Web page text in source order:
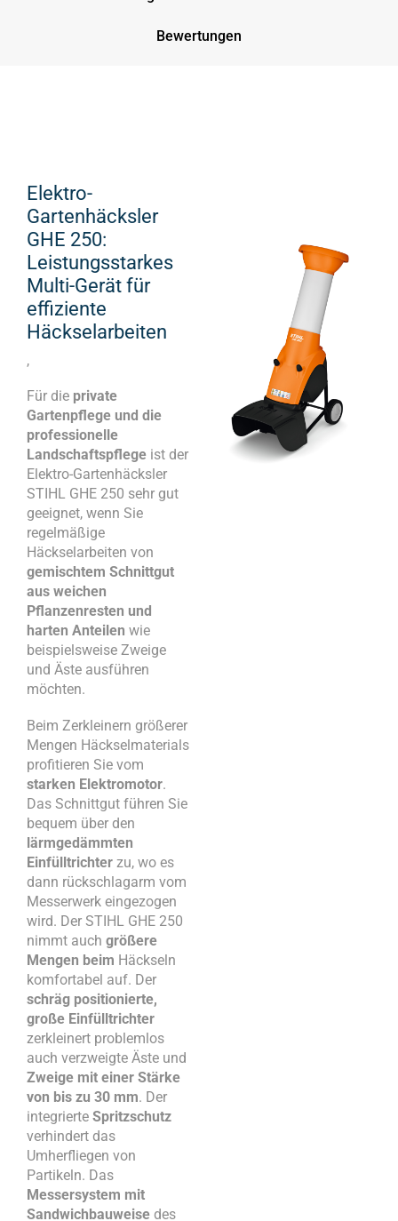
Bewertungen
Elektro-
Gartenhäcksler
GHE 250:
Leistungsstarkes
Multi-Gerät für
effiziente
Häckselarbeiten
,
Für die private
Gartenpflege und die
professionelle
Landschaftspflege ist der
Elektro-Gartenhäcksler
STIHL GHE 250 sehr gut
geeignet, wenn Sie
regelmäßige
Häckselarbeiten von
gemischtem Schnittgut
aus weichen
Pflanzenresten und
harten Anteilen wie
beispielsweise Zweige
und Äste ausführen
möchten.
Beim Zerkleinern größerer
Mengen Häckselmaterials
profitieren Sie vom
starken Elektromotor.
Das Schnittgut führen Sie
bequem über den
lärmgedämmten
Einfülltrichter zu, wo es
dann rückschlagarm vom
Messerwerk eingezogen
wird. Der STIHL GHE 250
nimmt auch größere
Mengen beim Häckseln
komfortabel auf. Der
schräg positionierte,
große Einfülltrichter
zerkleinert problemlos
auch verzweigte Äste und
Zweige mit einer Stärke
von bis zu 30 mm. Der
integrierte Spritzschutz
verhindert das
Umherfliegen von
Partikeln. Das
Messersystem mit
Sandwichbauweise des